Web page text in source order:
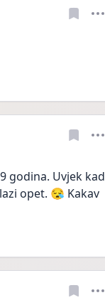
godina. Uvjek kad
opet. 😪 Kakav